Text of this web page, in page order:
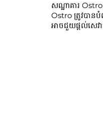
សណ្ឋាគារ
Ostro ត្រូវបាន
អាចជួយផ្តល់សេវ